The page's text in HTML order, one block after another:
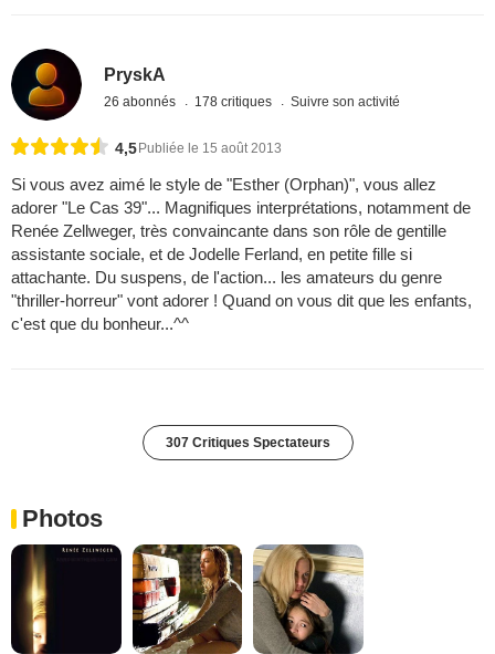
PryskA
26 abonnés 178 critiques Suivre son activité
4,5Publiée le 15 août 2013
Si vous avez aimé le style de "Esther (Orphan)", vous allez
adorer "Le Cas 39"... Magnifiques interprétations, notamment de
Renée Zellweger, très convaincante dans son rôle de gentille
assistante sociale, et de Jodelle Ferland, en petite fille si
attachante. Du suspens, de l'action... les amateurs du genre
"thriller-horreur" vont adorer ! Quand on vous dit que les enfants,
c'est que du bonheur...^^
307 Critiques Spectateurs
Photos